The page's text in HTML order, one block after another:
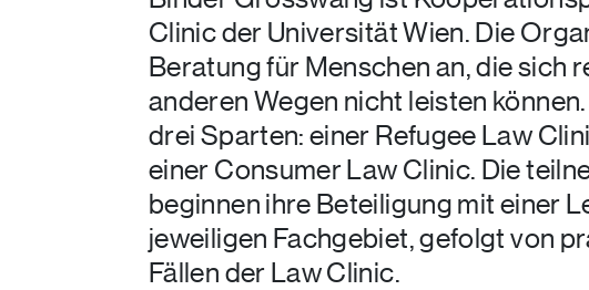
Clinic der Universität Wien. Die
Beratung für Menschen an, die sich
anderen Wegen nicht leisten
drei Sparten: einer Refugee Law
einer Consumer Law Clinic. Die
beginnen ihre Beteiligung mit einer
jeweiligen Fachgebiet, gefolgt von
Fällen der Law Clinic.